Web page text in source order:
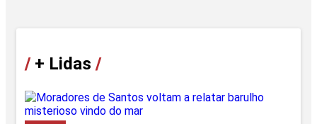
/+ Lidas /